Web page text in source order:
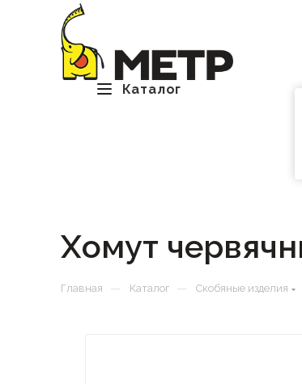
Каталог
Хомут
Главная — Каталог — Скобяные изделия